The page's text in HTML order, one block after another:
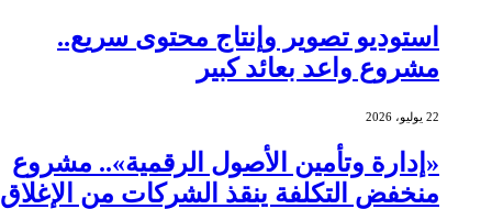
استوديو تصوير وإنتاج محتوى سريع..
مشروع واعد بعائد كبير
22 يوليو، 2026
«إدارة وتأمين الأصول الرقمية».. مشروع
منخفض التكلفة ينقذ الشركات من الإغلاق